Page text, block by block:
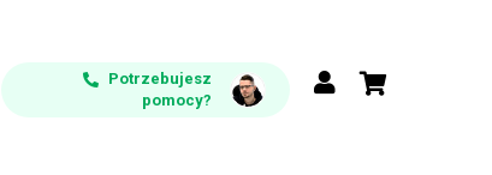
Potrzebujesz
pomocy?